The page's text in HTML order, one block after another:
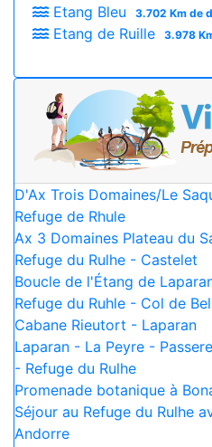
Etang Bleu 3.702 Km de
Etang de Ruille 3.978
D'Ax Trois Domaines/Le
Refuge de Rhule
Ax 3 Domaines Plateau du
Refuge du Rulhe - Castelet
Boucle de l'Étang de
Refuge du Ruhle - Col de
Cabane Rieutort - Laparan
Laparan - La Peyre -
- Refuge du Rulhe
Promenade botanique à
Séjour au Refuge du Rulhe
Andorre